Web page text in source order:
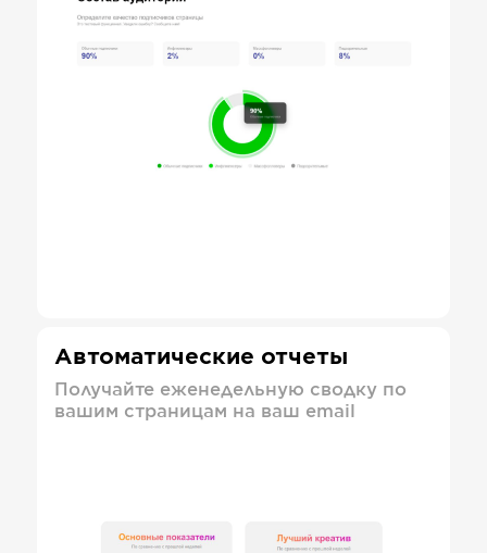
Автоматические отчеты
Получайте еженедельную сводку по
вашим страницам на ваш email